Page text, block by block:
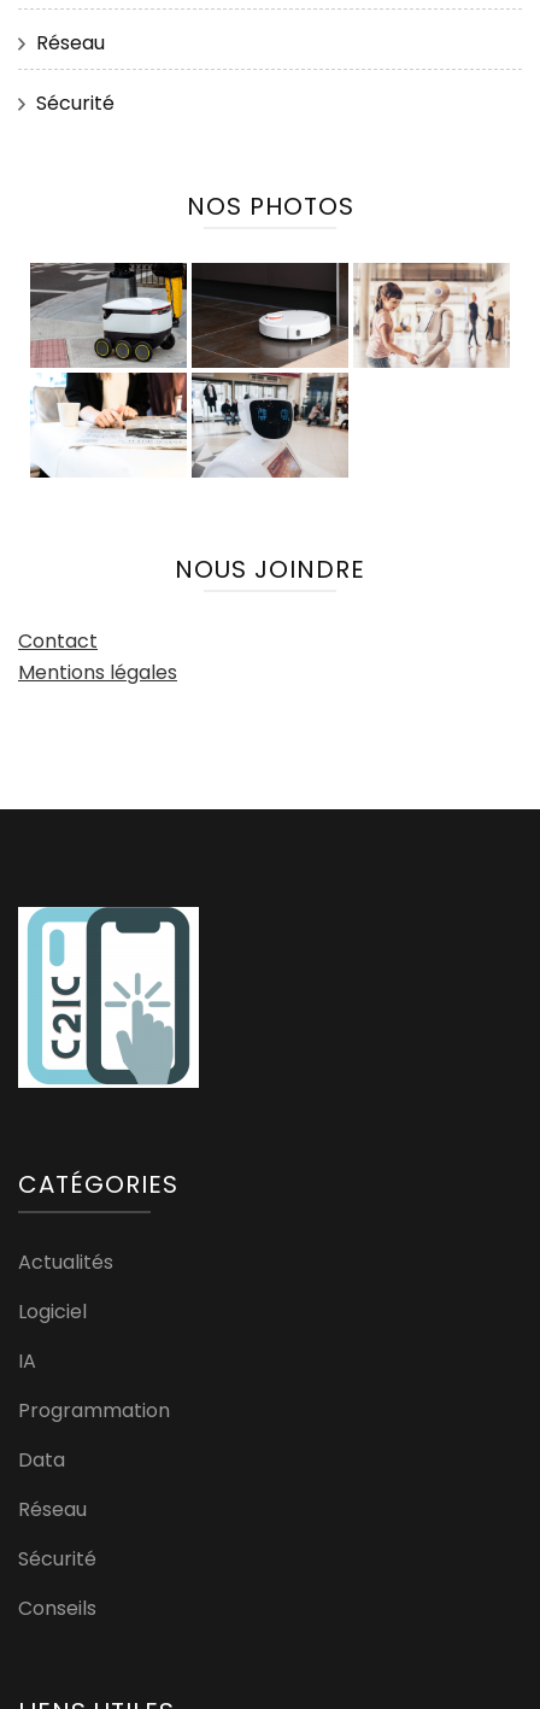
Réseau
Sécurité
NOS PHOTOS
NOUS JOINDRE
Contact
Mentions légales
CATÉGORIES
Actualités
Logiciel
IA
Programmation
Data
Réseau
Sécurité
Conseils